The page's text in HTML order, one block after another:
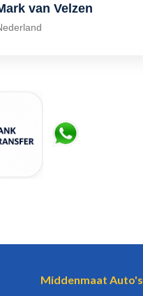
van Velzen
Middenmaat Auto's